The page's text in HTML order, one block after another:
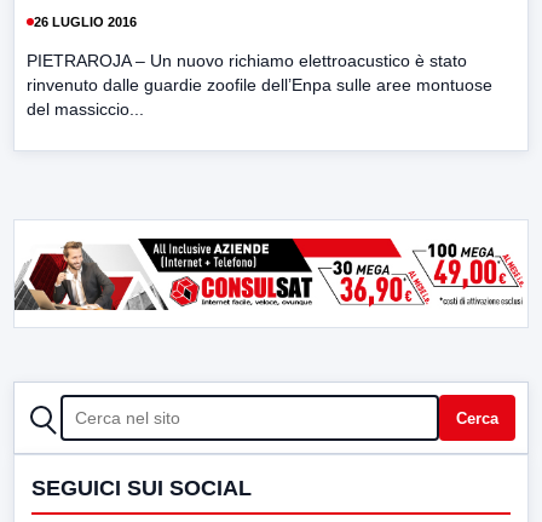
26 LUGLIO 2016
PIETRAROJA – Un nuovo richiamo elettroacustico è stato
rinvenuto dalle guardie zoofile dell’Enpa sulle aree montuose
del massiccio...
CERCA Cerca
SEGUICI SUI SOCIAL